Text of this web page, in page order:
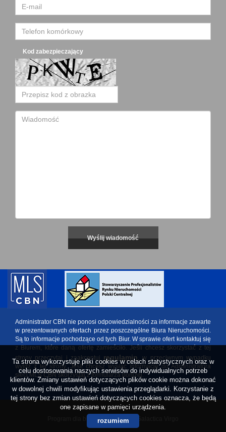
Kod zabezpieczający
Administrator CBN nie ponosi odpowiedzialności za informacje zawarte
w prezentowanych ofertach przez poszczególne Biura Nieruchomości.
Są to informacje pochodzące od tych Biur. W sprawie ofert kontaktuj się
z Biurem, które daną ofertę zamieściło. Jeśli chcesz skorzystać z tej
strony przeczytaj i zaakceptuj regulamin, w przeciwnym wypadku
wyjdź z tej strony. Jeśli chcesz wysłać informację do Administratora
sieci MLS CBN skorzystaj z formularza poniżej.
Program dla biur nieruchomości
Ta strona wykorzystuje pliki cookies w celach statystycznych oraz w
celu dostosowania naszych serwisów do indywidualnych potrzeb
klientów. Zmiany ustawień dotyczących plików cookie można dokonać
w dowolnej chwili modyfikując ustawienia przeglądarki. Korzystanie z
tej strony bez zmian ustawień dotyczących cookies oznacza, że będą
one zapisane w pamięci urządzenia.
rozumiem